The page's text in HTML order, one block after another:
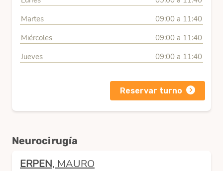
Martes
09:00 a 11:40
Miércoles
09:00 a 11:40
Jueves
09:00 a 11:40
Reservar turno
Neurocirugía
ERPEN, MAURO